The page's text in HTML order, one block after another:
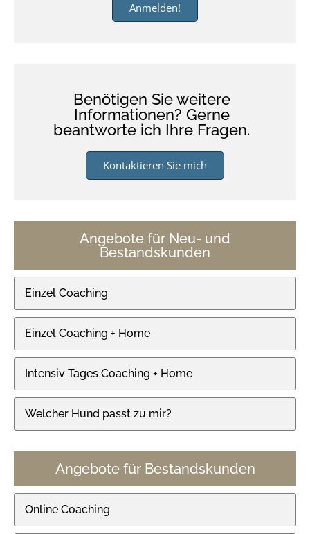
Anmelden!
Benötigen Sie weitere
Informationen? Gerne
beantworte ich Ihre Fragen.
Kontaktieren Sie mich
Angebote für Neu- und
Bestandskunden
Einzel Coaching
Einzel Coaching + Home
Intensiv Tages Coaching + Home
Welcher Hund passt zu mir?
Angebote für Bestandskunden
Online Coaching